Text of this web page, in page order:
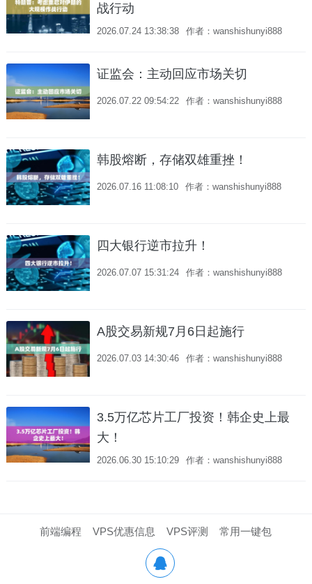
战行动
2026.07.24 13:38:38 作者：wanshishunyi888
证监会：主动回应市场关切
2026.07.22 09:54:22 作者：wanshishunyi888
韩股熔断，存储双雄重挫！
2026.07.16 11:08:10 作者：wanshishunyi888
四大银行逆市拉升！
2026.07.07 15:31:24 作者：wanshishunyi888
A股交易新规7月6日起施行
2026.07.03 14:30:46 作者：wanshishunyi888
3.5万亿芯片工厂投资！韩企史上最
大！
2026.06.30 15:10:29 作者：wanshishunyi888
前端编程 VPS优惠信息 VPS评测 常用一键包
